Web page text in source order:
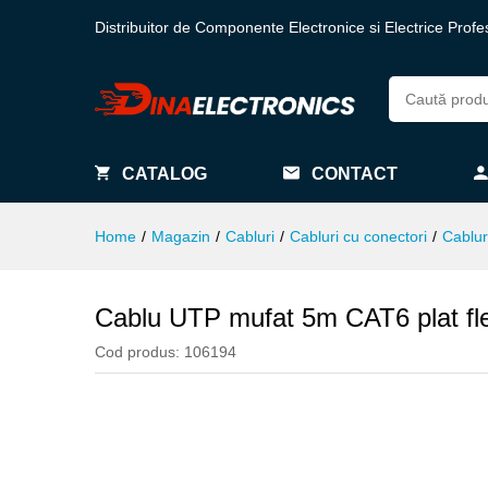
Distribuitor de Componente Electronice si Electrice
CATALOG CONTACT
Home / Magazin / Cabluri / Cabluri cu conectori /
Cablu UTP mufat 5m CAT6 plat
Cod produs: 106194